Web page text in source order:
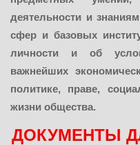
деятельности и
сфер и базовых
личности и об
важнейших
политике, праве,
жизни общества.
ДОКУМЕНТЫ